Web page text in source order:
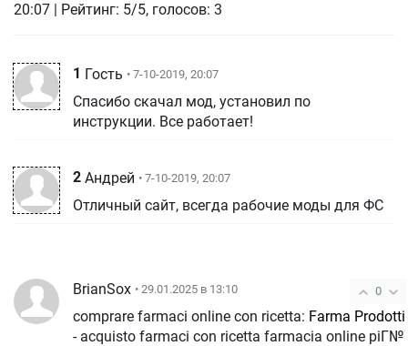
20:07
| Рейтинг: 5/5, голосов: 3
1 Гость • 7-10-2019, 20:07
Спасибо скачал мод, установил по
инструкции. Все работает!
2 Андрей • 7-10-2019, 20:07
Отличный сайт, всегда рабочие моды для ФС
0
BrianSox • 29.01.2025 в 13:10
comprare farmaci online con ricetta: Farma Prodotti
- acquisto farmaci con ricetta farmacia online piГ№